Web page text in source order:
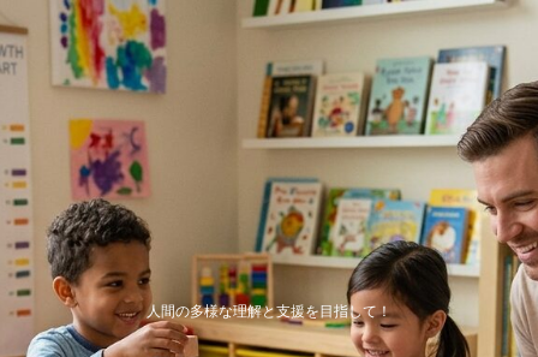
人間の多様な理解と支援を目指して！